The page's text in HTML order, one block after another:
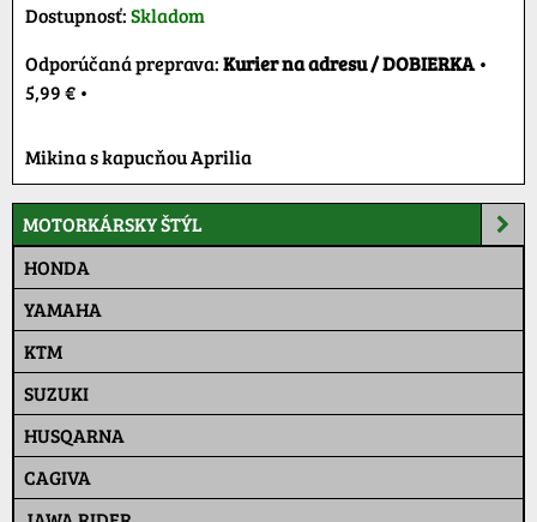
Dostupnosť:Skladom
Kurier na adresu / DOBIERKA•
5,99 € •
Mikina s kapucňou Aprilia
MOTORKÁRSKY ŠTÝL
HONDA
YAMAHA
KTM
SUZUKI
HUSQARNA
CAGIVA